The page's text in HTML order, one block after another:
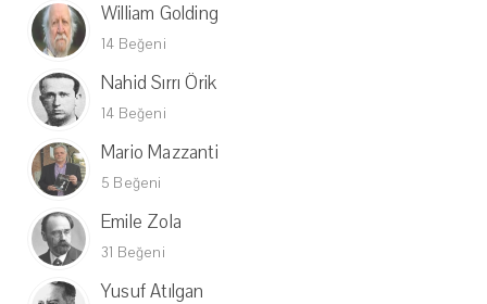
William Golding
14 Beğeni
Nahid Sırrı Örik
14 Beğeni
Mario Mazzanti
5 Beğeni
Emile Zola
31 Beğeni
Yusuf Atılgan